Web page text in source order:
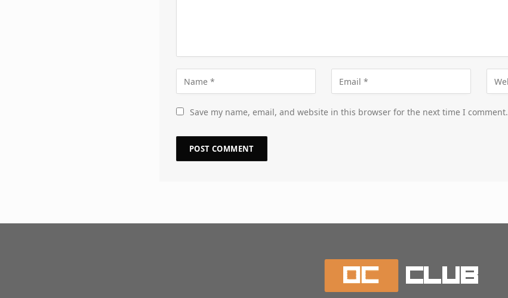
Save my name, email, and website in this browser for the next time I comment.